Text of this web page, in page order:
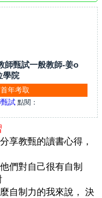
師甄試一般教師-姜o
學院
首年考取
試 點閱：
享教甄的讀書心得，
們對自己很有自制
自制力的我來說， 決